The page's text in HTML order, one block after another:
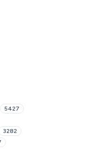
5427
3282